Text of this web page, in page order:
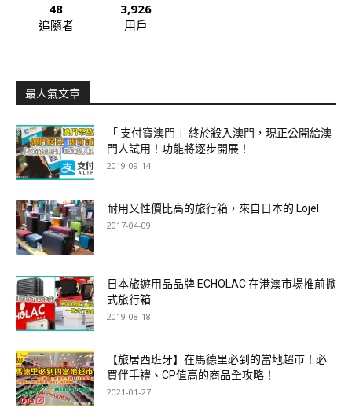
48
追隨者
3,926
用戶
最人氣文章
「 支付寶澳門 」終於殺入澳門，現正公開給澳
門人試用！功能將逐步開展！
2019-09-14
耐用又性價比高的旅行箱，來自日本的 Lojel
2017-04-09
日本旅遊用品品牌 ECHOLAC 在港澳市場推前掀
式旅行箱
2019-08-18
【旅居西班牙】在馬德里必到的當地超市！必
買伴手禮、CP值高的商品全攻略！
2021-01-27